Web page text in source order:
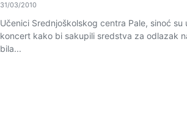
31/03/2010
Učenici Srednjoškolskog centra Pale, sinoć
koncert kako bi sakupili sredstva za odlazak
bila...